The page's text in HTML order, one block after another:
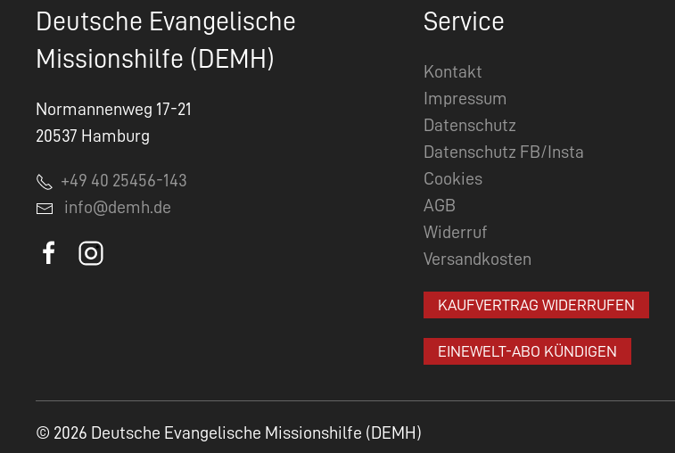
Deutsche Evangelische
Missionshilfe (DEMH)
Normannenweg 17-21
20537 Hamburg
+49 40 25456-143
info@demh.de
Service
Kontakt
Impressum
Datenschutz
Datenschutz FB/Insta
Cookies
AGB
Widerruf
Versandkosten
KAUFVERTRAG WIDERRUFEN
EINEWELT-ABO KÜNDIGEN
© 2026 Deutsche Evangelische Missionshilfe (DEMH)